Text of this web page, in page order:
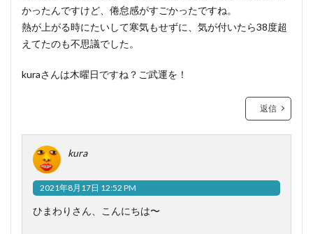
かったんですけど、倦怠感がすごかったですね。
熱が上がる時にたいして寒気もせずに、気が付いたら38度超
えてたのも不思議でした。
kuraさんは木曜日ですね？ご武運を！
返信
kura
2021年8月17日 12:52 PM
ひまわりさん、こんにちは〜